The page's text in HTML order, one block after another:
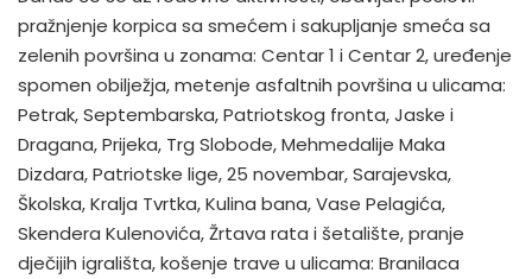
pražnjenje korpica sa smećem i sakupljanje smeća sa
zelenih površina u zonama: Centar 1 i Centar 2, uređenje
spomen obilježja, metenje asfaltnih površina u ulicama:
Petrak, Septembarska, Patriotskog fronta, Jaske i
Dragana, Prijeka, Trg Slobode, Mehmedalije Maka
Dizdara, Patriotske lige, 25 novembar, Sarajevska,
Školska, Kralja Tvrtka, Kulina bana, Vase Pelagića,
Skendera Kulenovića, Žrtava rata i šetalište, pranje
dječijih igrališta, košenje trave u ulicama: Branilaca